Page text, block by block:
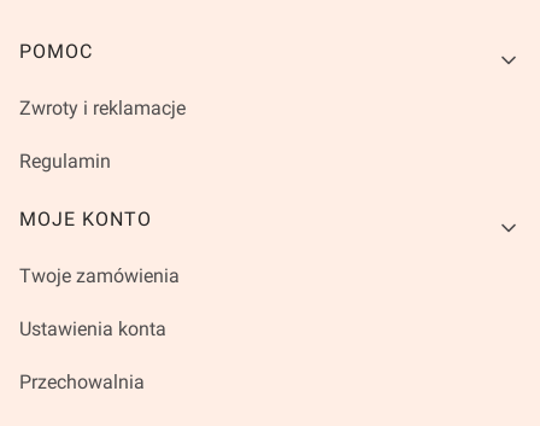
Linki w stopce
POMOC
Zwroty i reklamacje
Regulamin
MOJE KONTO
Twoje zamówienia
Ustawienia konta
Przechowalnia